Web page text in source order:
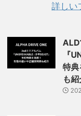
詳しい
『
特典
も